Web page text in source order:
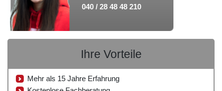
040 / 28 48 48 210
Ihre Vorteile
Mehr als 15 Jahre Erfahrung